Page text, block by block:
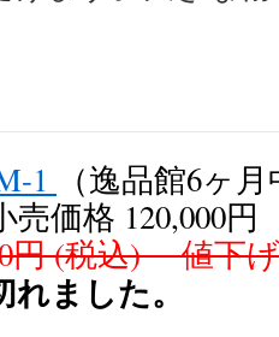
1
（逸品館6ヶ
価格 120,000円
円 (税込) 値下
ました。